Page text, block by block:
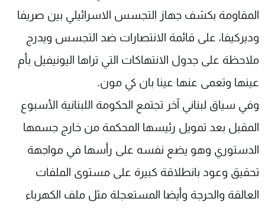
المقاومة بكشف جهاز التجسس الاسرائيلي بين صريفا
وديركيفا، على قائمة الانتصارات ضد التجسس ويدرج
ملاحظة على جدول الانتهاكات التي تراها اليونيفيل بأم
عينها وتعمى عنها عينا بان كي مون.
وفي سياق لبناني آخر تجتمع الحكومة اللبنانية الأسبوع
المقبل بعد تمويل رئيسها المحكمة من خارج جسمها
الدستوري وهو يضع نفسه على رأسها في مواجهة
تحقيق وعود بانطلاقة كبيرة على مستوى الملفات
العالقة والحرجة وأيضا المستعجلة مثل ملف الكهرباء